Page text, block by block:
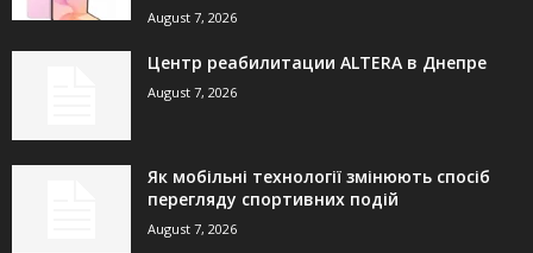
August 7, 2026
Центр реабилитации ALTERA в Днепре
August 7, 2026
Як мобільні технології змінюють спосіб
перегляду спортивних подій
August 7, 2026